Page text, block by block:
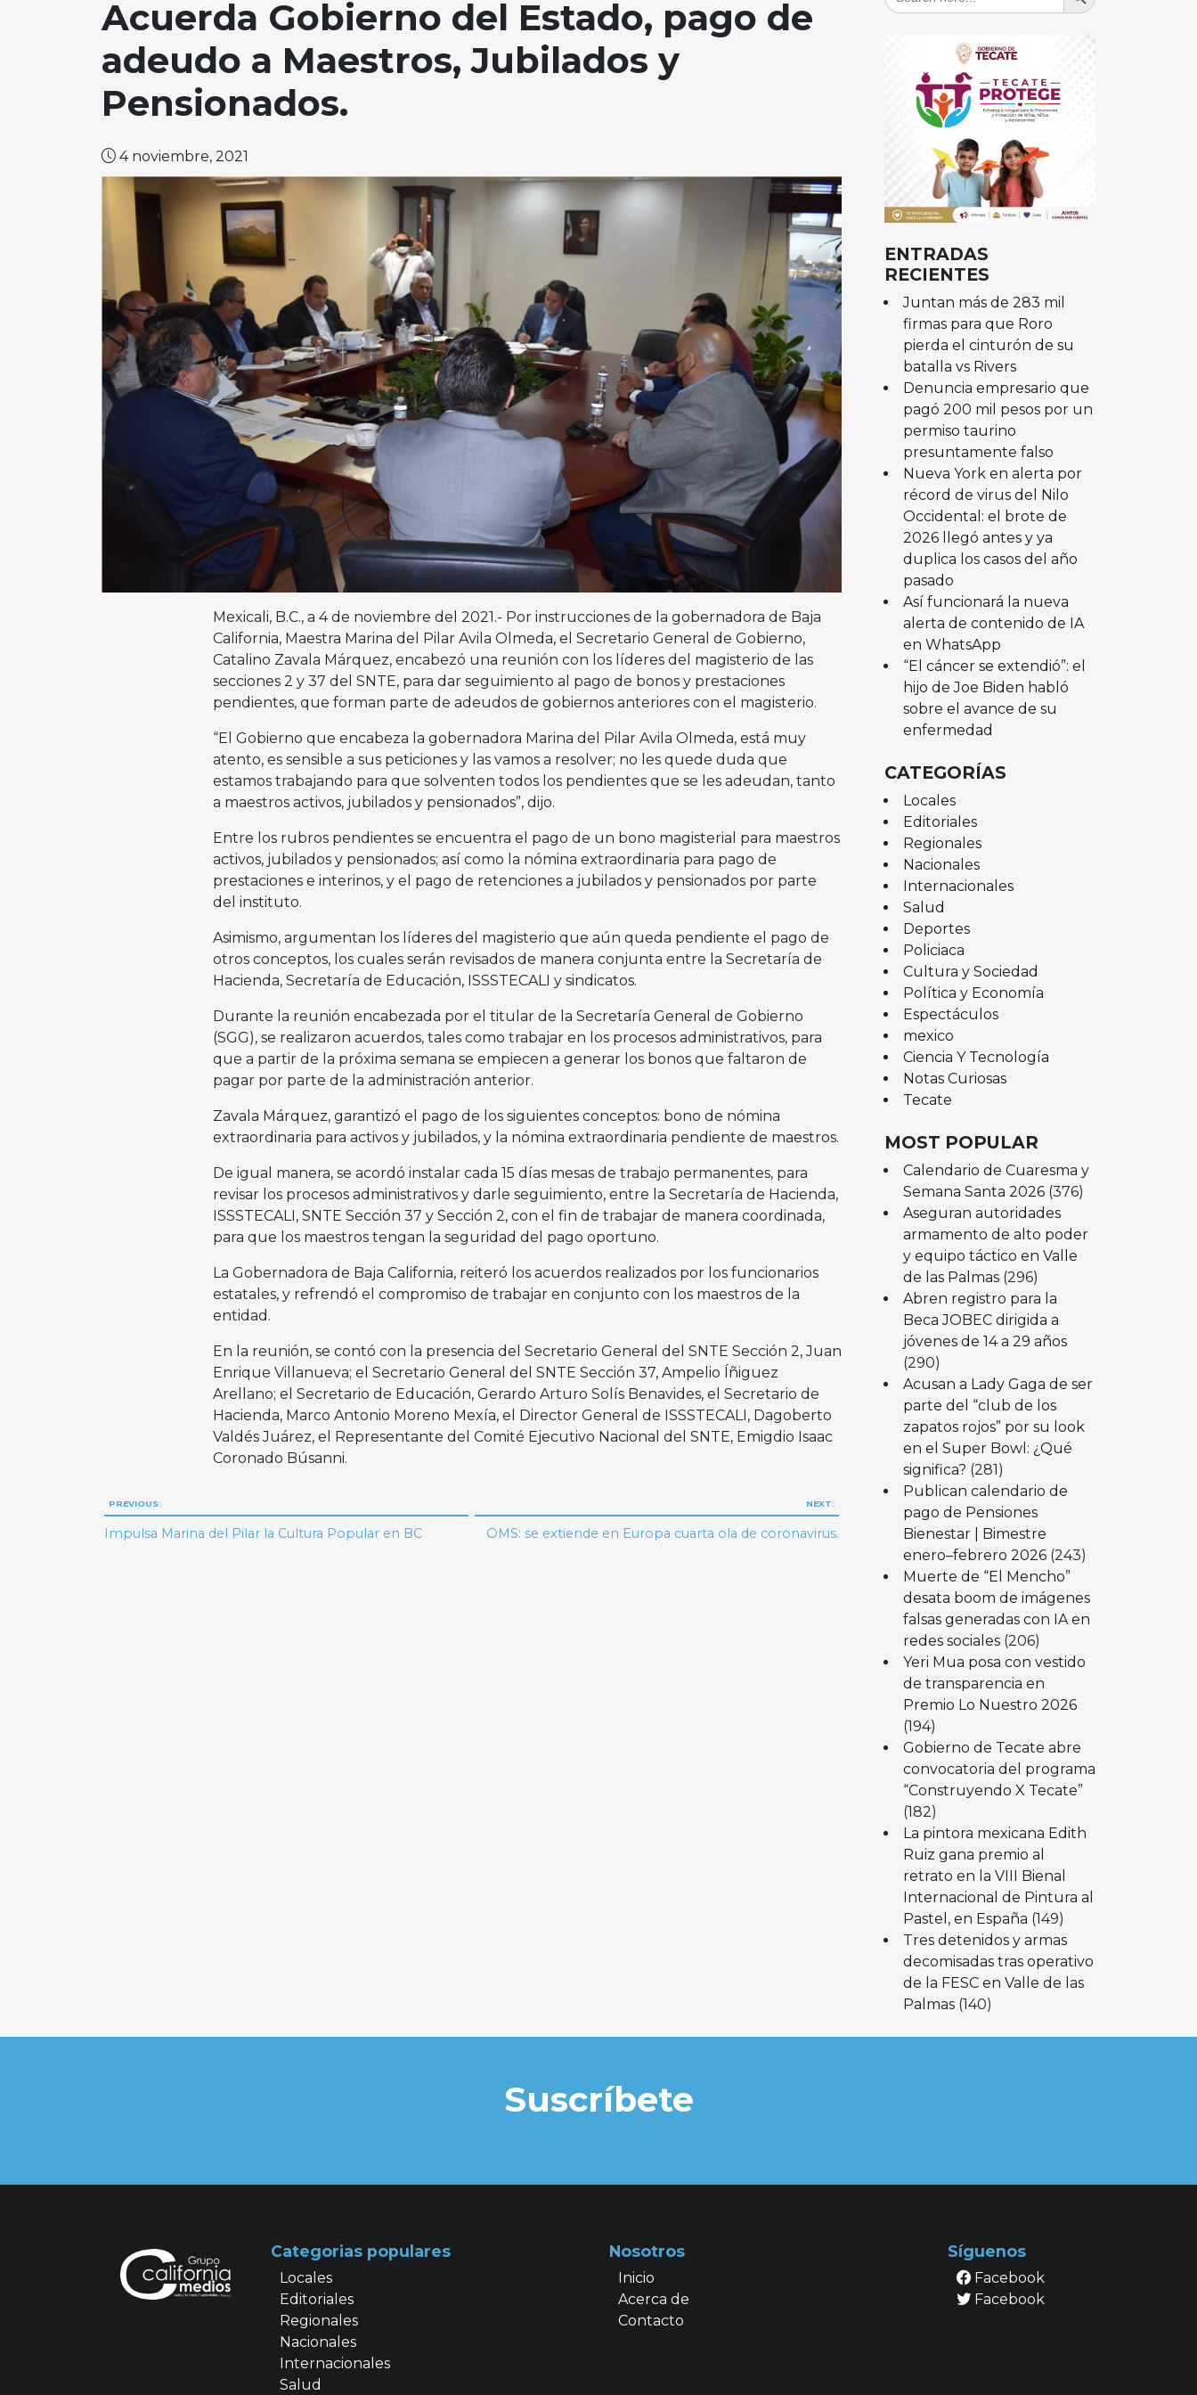
Acuerda Gobierno del Estado, pago de
adeudo a Maestros, Jubilados y
Pensionados.
4 noviembre, 2021
Mexicali, B.C., a 4 de noviembre del 2021.- Por instrucciones de la gobernadora de Baja
California, Maestra Marina del Pilar Avila Olmeda, el Secretario General de Gobierno,
Catalino Zavala Márquez, encabezó una reunión con los líderes del magisterio de las
secciones 2 y 37 del SNTE, para dar seguimiento al pago de bonos y prestaciones
pendientes, que forman parte de adeudos de gobiernos anteriores con el magisterio.
“El Gobierno que encabeza la gobernadora Marina del Pilar Avila Olmeda, está muy
atento, es sensible a sus peticiones y las vamos a resolver; no les quede duda que
estamos trabajando para que solventen todos los pendientes que se les adeudan, tanto
a maestros activos, jubilados y pensionados”, dijo.
Entre los rubros pendientes se encuentra el pago de un bono magisterial para maestros
activos, jubilados y pensionados; así como la nómina extraordinaria para pago de
prestaciones e interinos, y el pago de retenciones a jubilados y pensionados por parte
del instituto.
Asimismo, argumentan los líderes del magisterio que aún queda pendiente el pago de
otros conceptos, los cuales serán revisados de manera conjunta entre la Secretaría de
Hacienda, Secretaría de Educación, ISSSTECALI y sindicatos.
Durante la reunión encabezada por el titular de la Secretaría General de Gobierno
(SGG), se realizaron acuerdos, tales como trabajar en los procesos administrativos, para
que a partir de la próxima semana se empiecen a generar los bonos que faltaron de
pagar por parte de la administración anterior.
Zavala Márquez, garantizó el pago de los siguientes conceptos: bono de nómina
extraordinaria para activos y jubilados, y la nómina extraordinaria pendiente de maestros.
De igual manera, se acordó instalar cada 15 días mesas de trabajo permanentes, para
revisar los procesos administrativos y darle seguimiento, entre la Secretaría de Hacienda,
ISSSTECALI, SNTE Sección 37 y Sección 2, con el fin de trabajar de manera coordinada,
para que los maestros tengan la seguridad del pago oportuno.
La Gobernadora de Baja California, reiteró los acuerdos realizados por los funcionarios
estatales, y refrendó el compromiso de trabajar en conjunto con los maestros de la
entidad.
En la reunión, se contó con la presencia del Secretario General del SNTE Sección 2, Juan
Enrique Villanueva; el Secretario General del SNTE Sección 37, Ampelio Íñiguez
Arellano; el Secretario de Educación, Gerardo Arturo Solís Benavides, el Secretario de
Hacienda, Marco Antonio Moreno Mexía, el Director General de ISSSTECALI, Dagoberto
Valdés Juárez, el Representante del Comité Ejecutivo Nacional del SNTE, Emigdio Isaac
Coronado Búsanni.
Navegación
de
PREVIOUS:
Impulsa Marina del Pilar la Cultura Popular en BC
NEXT:
OMS: se extiende en Europa cuarta ola de coronavirus.
ENTRADAS
RECIENTES
Juntan más de 283 mil
firmas para que Roro
pierda el cinturón de su
batalla vs Rivers
Denuncia empresario que
pagó 200 mil pesos por un
permiso taurino
presuntamente falso
Nueva York en alerta por
récord de virus del Nilo
Occidental: el brote de
2026 llegó antes y ya
duplica los casos del año
pasado
Así funcionará la nueva
alerta de contenido de IA
en WhatsApp
“El cáncer se extendió”: el
hijo de Joe Biden habló
sobre el avance de su
enfermedad
CATEGORÍAS
Locales
Editoriales
Regionales
Nacionales
Internacionales
Salud
Deportes
Policiaca
Cultura y Sociedad
Política y Economía
Espectáculos
mexico
Ciencia Y Tecnología
Notas Curiosas
Tecate
MOST POPULAR
Calendario de Cuaresma y
Semana Santa 2026 (376)
Aseguran autoridades
armamento de alto poder
y equipo táctico en Valle
de las Palmas (296)
Abren registro para la
Beca JOBEC dirigida a
jóvenes de 14 a 29 años
(290)
Acusan a Lady Gaga de ser
parte del “club de los
zapatos rojos” por su look
en el Super Bowl: ¿Qué
significa? (281)
Publican calendario de
pago de Pensiones
Bienestar | Bimestre
enero–febrero 2026 (243)
Muerte de “El Mencho”
desata boom de imágenes
falsas generadas con IA en
redes sociales (206)
Yeri Mua posa con vestido
de transparencia en
Premio Lo Nuestro 2026
(194)
Gobierno de Tecate abre
convocatoria del programa
“Construyendo X Tecate”
(182)
La pintora mexicana Edith
Ruiz gana premio al
retrato en la VIII Bienal
Internacional de Pintura al
Pastel, en España (149)
Tres detenidos y armas
decomisadas tras operativo
de la FESC en Valle de las
Palmas (140)
Suscríbete
Categorias populares
Locales
Editoriales
Regionales
Nacionales
Internacionales
Salud
Nosotros
Inicio
Acerca de
Contacto
Síguenos
Facebook
Facebook